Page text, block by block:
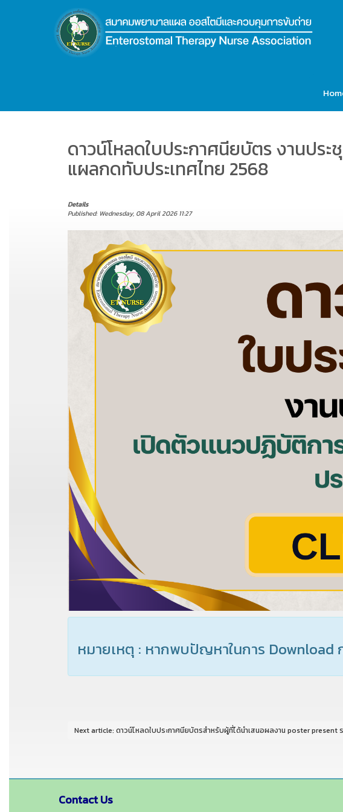
.
ดาวน์โหลดใบประกาศนียบัตร งานปร
แผลกดทับประเทศไทย 2568
Details
Published: Wednesday, 08 April 2026 11:27
หมายเหตุ : หากพบปัญหาในการ
Next article: ดาวน์โหลดใบประกาศนียบัตรสำหรับผู้ที่ได้นำเสนอผลงาน poster present
Contact Us